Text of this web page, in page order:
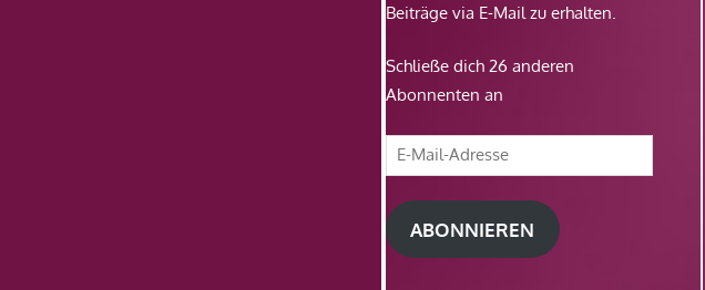
Beiträge via E-Mail zu erhalten.
Schließe dich 26 anderen
Abonnenten an
E-
Mail-
Adresse
ABONNIEREN